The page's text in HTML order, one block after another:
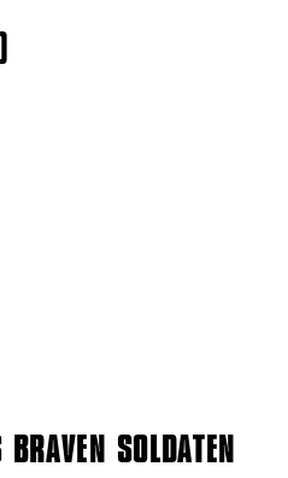
SOLDATEN